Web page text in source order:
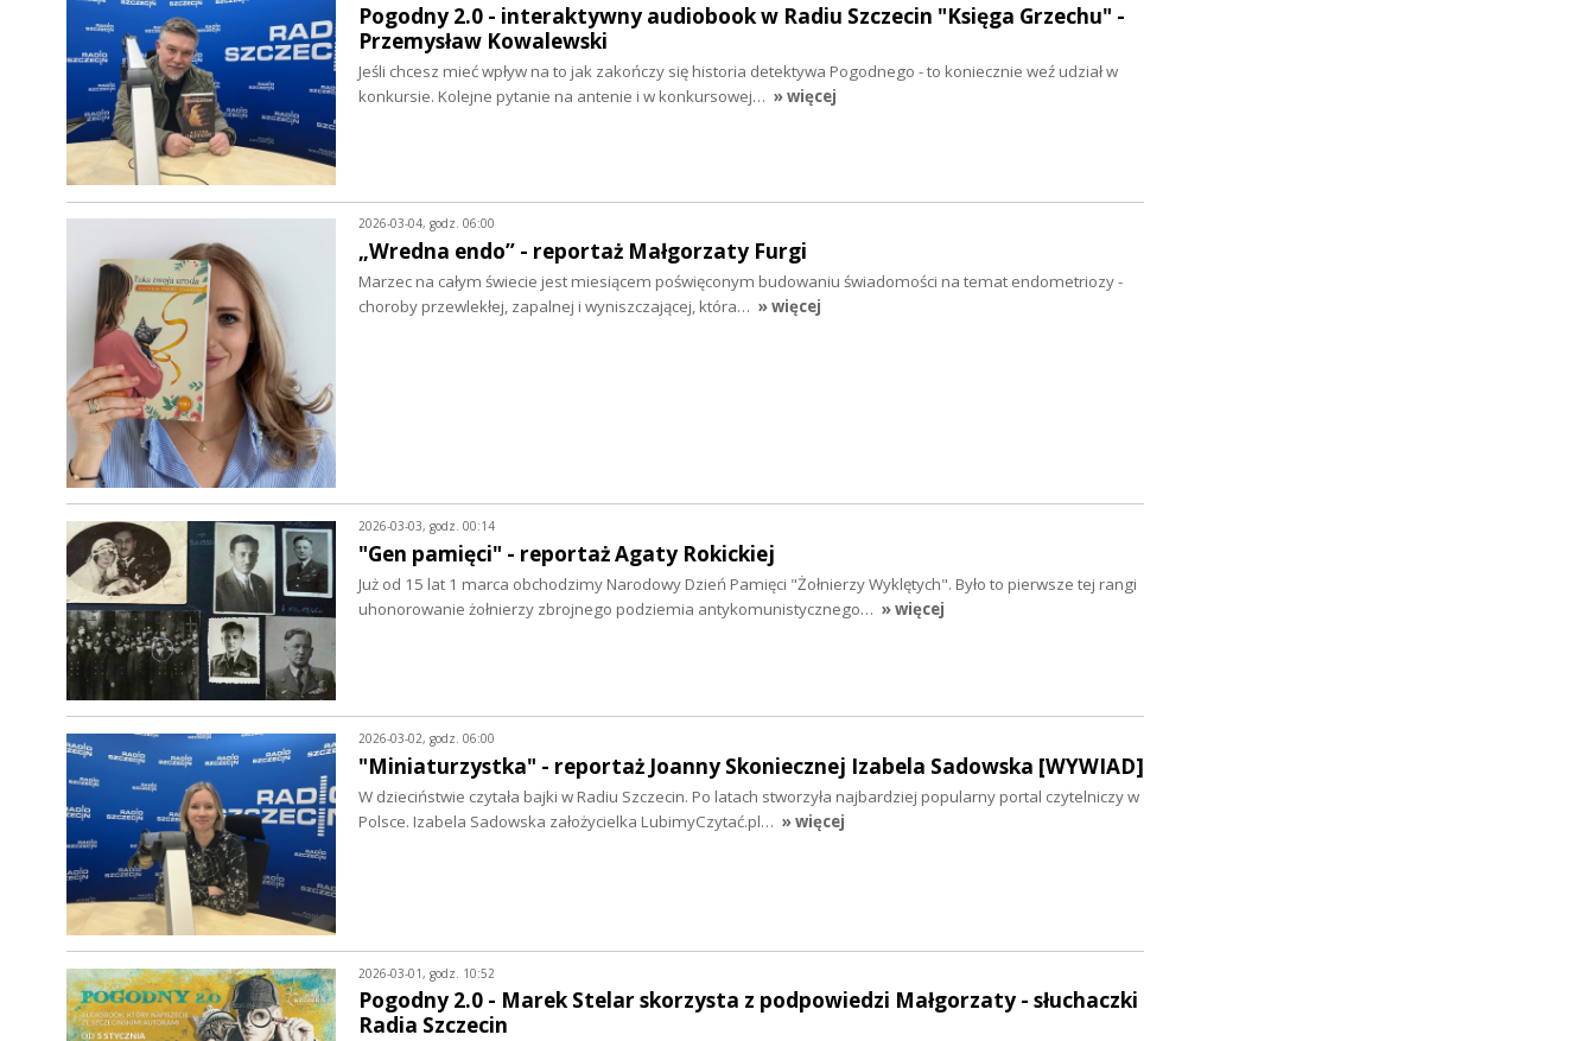
Pogodny 2.0 - interaktywny audiobook w Radiu Szczecin "Księga Grzechu" -
Przemysław Kowalewski
Jeśli chcesz mieć wpływ na to jak zakończy się historia detektywa Pogodnego - to koniecznie weź udział w
konkursie. Kolejne pytanie na antenie i w konkursowej… » więcej
2026-03-04, godz. 06:00
„Wredna endo” - reportaż Małgorzaty Furgi
Marzec na całym świecie jest miesiącem poświęconym budowaniu świadomości na temat endometriozy -
choroby przewlekłej, zapalnej i wyniszczającej, która… » więcej
2026-03-03, godz. 00:14
"Gen pamięci" - reportaż Agaty Rokickiej
Już od 15 lat 1 marca obchodzimy Narodowy Dzień Pamięci "Żołnierzy Wyklętych". Było to pierwsze tej rangi
uhonorowanie żołnierzy zbrojnego podziemia antykomunistycznego… » więcej
2026-03-02, godz. 06:00
"Miniaturzystka" - reportaż Joanny Skoniecznej Izabela Sadowska [WYWIAD]
W dzieciństwie czytała bajki w Radiu Szczecin. Po latach stworzyła najbardziej popularny portal czytelniczy w
Polsce. Izabela Sadowska założycielka LubimyCzytać.pl… » więcej
2026-03-01, godz. 10:52
Pogodny 2.0 - Marek Stelar skorzysta z podpowiedzi Małgorzaty - słuchaczki
Radia Szczecin